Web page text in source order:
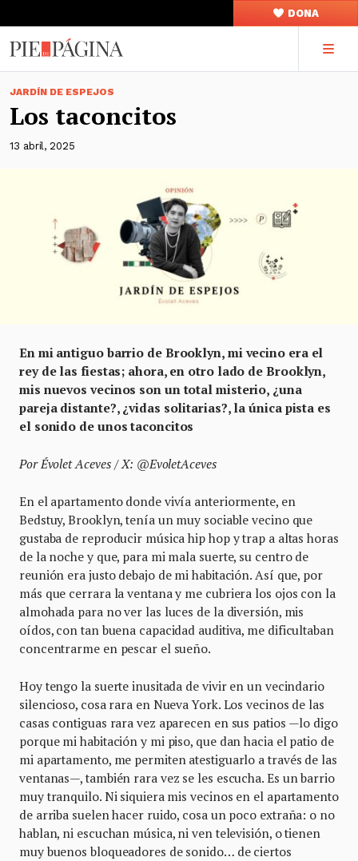
DONA
JARDÍN DE ESPEJOS
Los taconcitos
13 abril, 2025
En mi antiguo barrio de Brooklyn, mi vecino era el
rey de las fiestas; ahora, en otro lado de Brooklyn,
mis nuevos vecinos son un total misterio, ¿una
pareja distante?, ¿vidas solitarias?, la única pista es
el sonido de unos taconcitos
Por Évolet Aceves / X: @EvoletAceves
En el apartamento donde vivía anteriormente, en
Bedstuy, Brooklyn, tenía un muy sociable vecino que
gustaba de reproducir música hip hop y trap a altas horas
de la noche y que, para mi mala suerte, su centro de
reunión era justo debajo de mi habitación. Así que, por
más que cerrara la ventana y me cubriera los ojos con la
almohada para no ver las luces de la diversión, mis
oídos, con tan buena capacidad auditiva, me dificultaban
concentrarme en pescar el sueño.
Hoy tengo la suerte inusitada de vivir en un vecindario
silencioso, cosa rara en Nueva York. Los vecinos de las
casas contiguas rara vez aparecen en sus patios —lo digo
porque mi habitación y mi piso, que dan hacia el patio de
mi apartamento, me permiten atestiguarlo a través de las
ventanas—, también rara vez se les escucha. Es un barrio
muy tranquilo. Ni siquiera mis vecinos en el apartamento
de arriba suelen hacer ruido, cosa un poco extraña: o no
hablan, ni escuchan música, ni ven televisión, o tienen
muy buenos bloqueadores de sonido… de ciertos